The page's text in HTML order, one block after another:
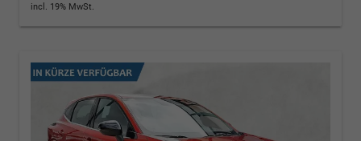
incl. 19% MwSt.